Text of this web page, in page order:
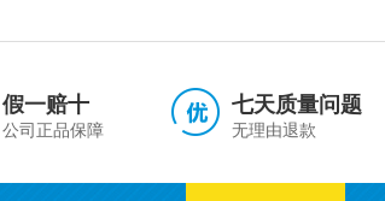
假一赔十
公司正品保障
七天质量问题
无理由退款